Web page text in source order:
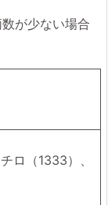
が少ない場合
ロ（1333）、